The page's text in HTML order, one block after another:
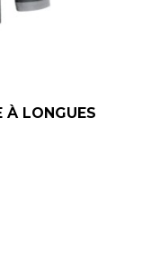
À LONGUES